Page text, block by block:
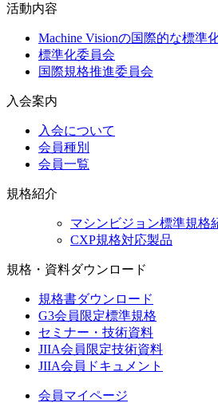
活動内容
Machine Visionの国際的な標準
標準化委員会
国際規格推進委員会
入会案内
入会について
会員種別
会員一覧
規格紹介
マシンビジョン標準規格
CXP規格対応製品
規格・資料ダウンロード
規格書ダウンロード
G3会員限定標準規格
セミナー・技術資料
JIIA会員限定技術資料
JIIA会員ドキュメント
会員マイページ